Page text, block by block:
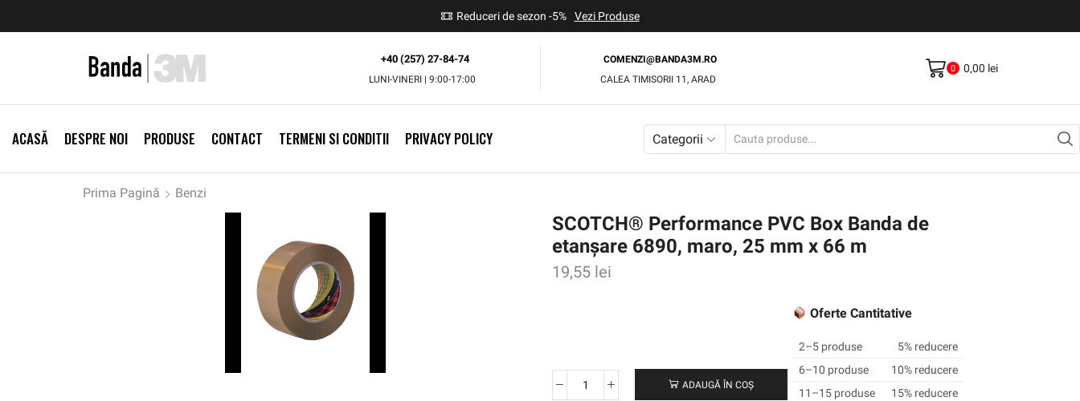
Reduceri de sezon -5% Vezi Produse
+40 (257) 27-84-74
LUNI-VINERI | 9:00-17:00
COMENZI@BANDA3M.RO
CALEA TIMISORII 11, ARAD
0 0,00 lei
ACASĂ DESPRE NOI PRODUSE CONTACT TERMENI SI CONDITII PRIVACY POLICY Categorii
Prima Pagină Benzi
SCOTCH® Performance PVC Box Banda de
etanșare 6890, maro, 25 mm x 66 m
19,55 lei
Cantitate
ADAUGĂ ÎN COȘ
Oferte Cantitative
2–5 produse
5% reducere
6–10 produse
10% reducere
11–15 produse
15% reducere